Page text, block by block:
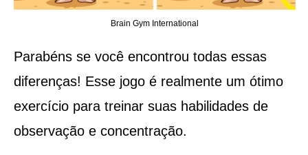
Brain Gym International
Parabéns se você encontrou todas essas
diferenças! Esse jogo é realmente um ótimo
exercício para treinar suas habilidades de
observação e concentração.